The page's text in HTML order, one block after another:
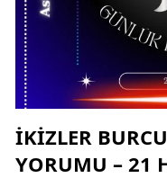
İKIZLER
YORUMU – 21